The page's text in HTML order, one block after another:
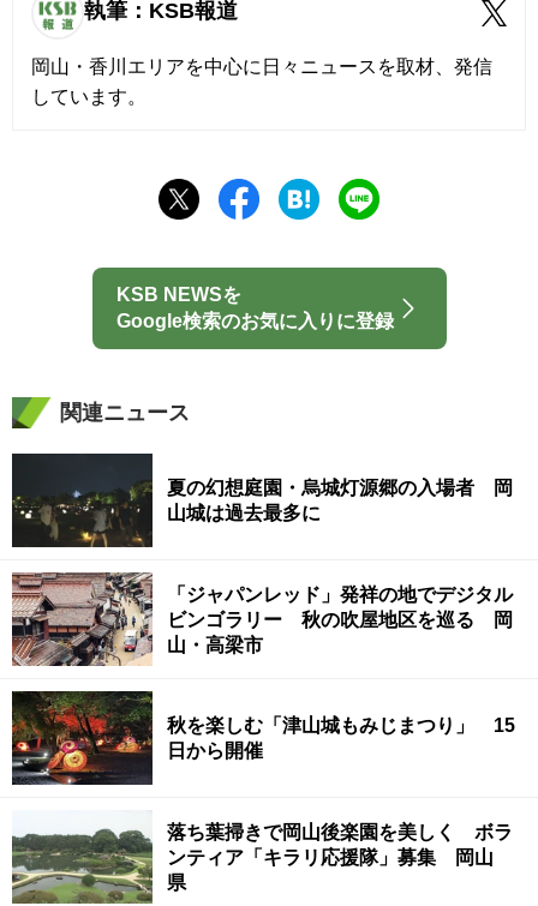
執筆：KSB報道
岡山・香川エリアを中心に日々ニュースを取材、発信
しています。
KSB NEWSを
Google検索のお気に入りに登録
関連ニュース
夏の幻想庭園・烏城灯源郷の入場者 岡
山城は過去最多に
「ジャパンレッド」発祥の地でデジタル
ビンゴラリー 秋の吹屋地区を巡る 岡
山・高梁市
秋を楽しむ「津山城もみじまつり」 15
日から開催
落ち葉掃きで岡山後楽園を美しく ボラ
ンティア「キラリ応援隊」募集 岡山
県